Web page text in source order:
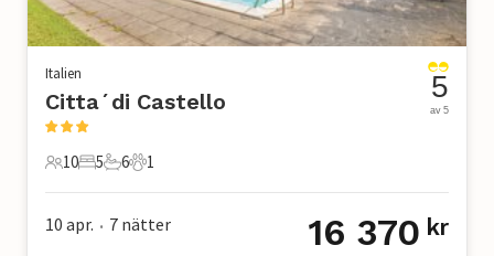
Italien
Citta´di Castello
10 Gäster
10
5 Sovrum
5
6 Badrum
6
1 Husdjur
1
5
av 5
10 apr. • 7 nätter 16 370 kr